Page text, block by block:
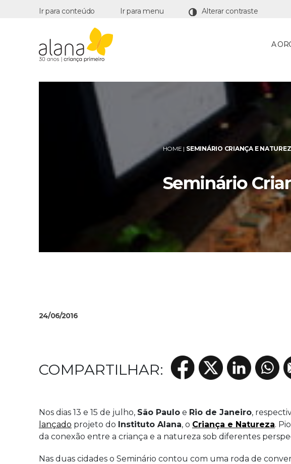
Ir para conteúdo Ir para menu
A
HOME | SEMINÁRIO CRIANÇA E
Seminário
24/06/2016
Nos dias 13 e 15 de julho, São Paulo e Rio de Janeiro,
lançado projeto do Instituto Alana, o Criança e Natureza.
da conexão entre a criança e a natureza sob diferentes
Nas duas cidades o Seminário contou com uma roda de